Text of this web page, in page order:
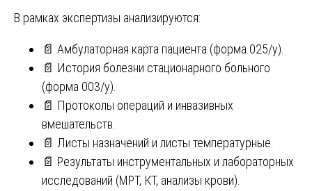
В рамках экспертизы анализируются:
📄 Амбулаторная карта пациента (форма 025/у).
📄 История болезни стационарного больного
(форма 003/у).
📄 Протоколы операций и инвазивных
вмешательств.
📄 Листы назначений и листы температурные.
📄 Результаты инструментальных и лабораторных
исследований (МРТ, КТ, анализы крови).